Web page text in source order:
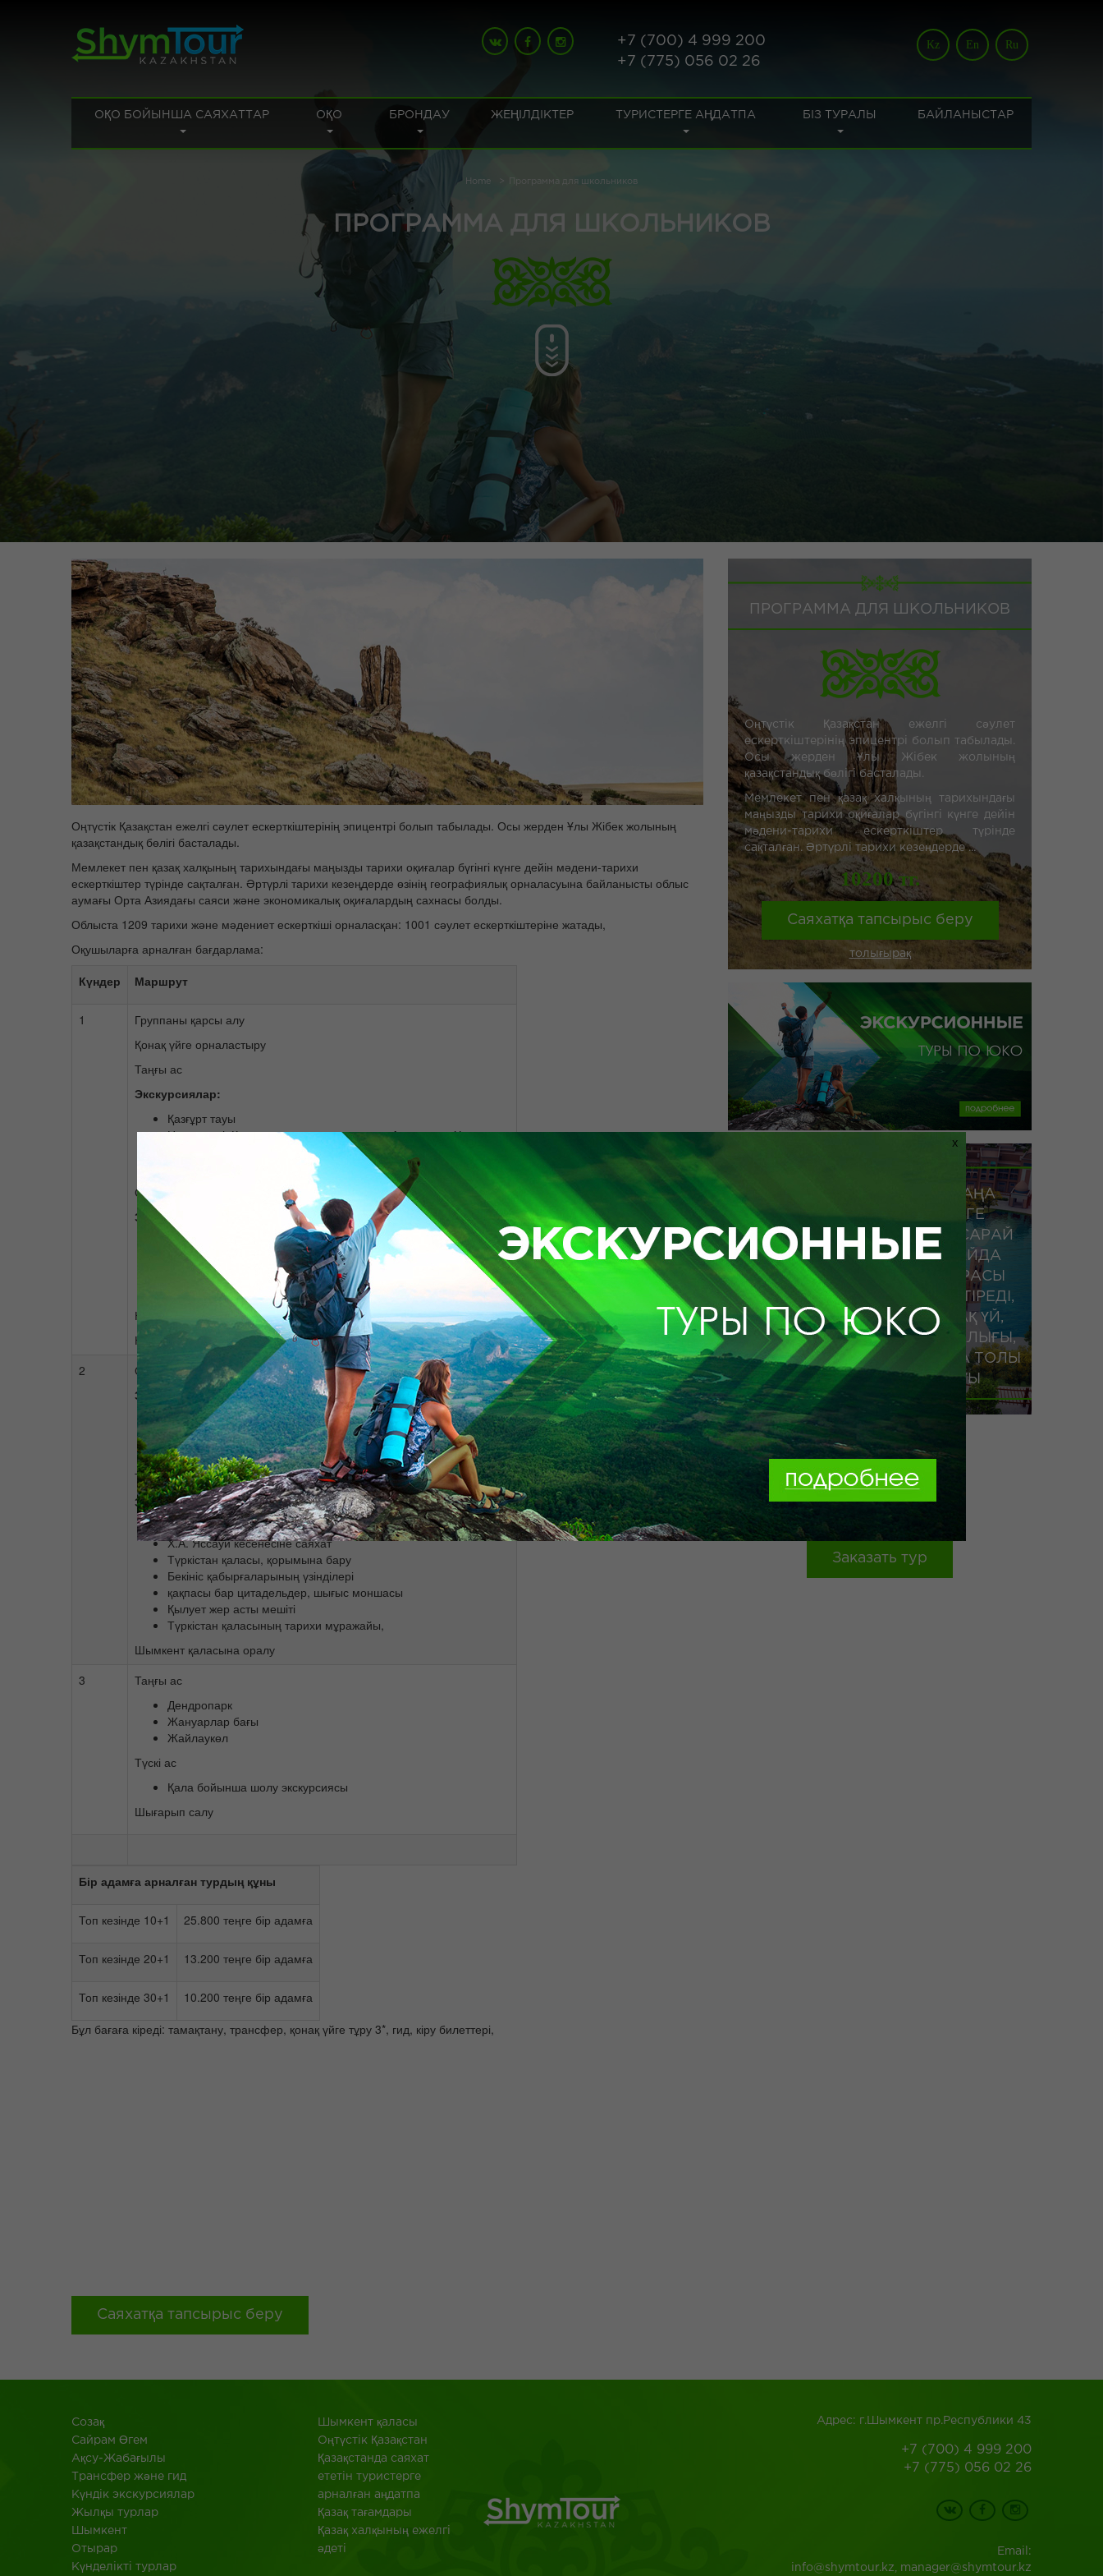
+7 (700) 4 999 200
+7 (775) 056 02 26
Kz En Ru
ОҚО БОЙЫНША САЯХАТТАР ОҚО БРОНДАУ ЖЕҢІЛДІКТЕР ТУРИСТЕРГЕ АҢДАТПА БІЗ ТУРАЛЫ БАЙЛАНЫСТАР
Home Программа для школьников
ПРОГРАММА ДЛЯ ШКОЛЬНИКОВ
Оңтүстік Қазақстан ежелгі сәулет ескерткіштерінің эпицентрі болып табылады. Осы жерден Ұлы Жібек жолының
қазақстандық бөлігі басталады.
Мемлекет пен қазақ халқының тарихындағы маңызды тарихи оқиғалар бүгінгі күнге дейін мәдени-тарихи
ескерткіштер түрінде сақталған. Әртүрлі тарихи кезеңдерде өзінің географиялық орналасуына байланысты облыс
аумағы Орта Азиядағы саяси және экономикалық оқиғалардың сахнасы болды.
Облыста 1209 тарихи және мәдениет ескерткіші орналасқан: 1001 сәулет ескерткіштеріне жатады,
Оқушыларға арналған бағдарлама:
Күндер
Маршрут
1
Группаны қарсы алу
Қонақ үйге орналастыру
Таңғы ас
Экскурсиялар:
Қазғұрт тауы
Нұх кемесі, Күнәдан тазартатын жартас «Адам және Хауа ана»
қасиетті бұлақтар, жануарлардың тас мүсіндері
«Дастархан» сиқырлы тасының қуат заряды
Сайрамға шығу
Экскурсиялар:
«Сайрам», Мәр-төбе тарихи өлкетану мұражайына саяхат
«Ибрагим-Ата»(әкесі Х,А,Яссауи) кесенесіне саяхат
«Қарашаш-Ана»(анасы Х.А.Яссауи) кесенесіне саяхат
Ортағасырлық мұнараларға саяхат,
Кешкі ас
Қонақ үйге оралу
2
Отырар ауданына Шәуілдір ауылына саяхат
Экскурсиялар:
«Отырар» тарихи өлкетану мұражайына саяхат
«Арыcтан баб» кесенесіне саяхат
Археологиялық қазба жұмыстарына саяхат.
Түркістан қаласында түскі ас
Экскурсиялар:
«Әзірет-сұлтан» тарихи архитектуралық кешеніне саяхат
Х.А. Яссауи кесенесіне саяхат
Түркістан қаласы, қорымына бару
Бекініс қабырғаларының үзінділері
қақпасы бар цитадельдер, шығыс моншасы
Қылует жер асты мешіті
Түркістан қаласының тарихи мұражайы,
Шымкент қаласына оралу
3
Таңғы ас
Дендропарк
Жануарлар бағы
Жайлаукөл
Түскі ас
Қала бойынша шолу экскурсиясы
Шығарып салу
Бір адамға арналған турдың құны
Топ кезінде 10+1 25.800 теңге бір адамға
Топ кезінде 20+1 13.200 теңге бір адамға
Топ кезінде 30+1
10.200 теңге бір адамға
Бұл бағаға кіреді: тамақтану, трансфер, қонақ үйге тұру 3*, гид, кіру билеттері,
Саяхатқа тапсырыс беру
ПРОГРАММА ДЛЯ ШКОЛЬНИКОВ
Оңтүстік Қазақстан ежелгі сәулет
ескерткіштерінің эпицентрі болып табылады.
Осы жерден Ұлы Жібек жолының
қазақстандық бөлігі басталады.
Мемлекет пен қазақ халқының тарихындағы
маңызды тарихи оқиғалар бүгінгі күнге дейін
мәдени-тарихи ескерткіштер түрінде
сақталған. Әртүрлі тарихи кезеңдерде ...
10200 тг.
Саяхатқа тапсырыс беру
толығырақ
KARAVAN SARAYАТТЫ ЖАҢА
ДЕМАЛЫС ОРНЫН КӨРУГЕ
АСЫҒЫҢЫЗДАР ! КАРАВАНСАРАЙ
СІЗ ОЙЛАҒАННАН ӘЛДЕҚАЙДА
ЕРЕКШЕ. ОНЫҢ АТМОСФЕРАСЫ
ӨТКЕН МЕН ДӘСТҮРДІ БІРІКТІРЕДІ,
ЕКІ КОНЦЕПТУАЛДЫ ҚОНАҚ ҮЙ,
ТАҢҒАЖАЙЫП САУДА ОРТАЛЫҒЫ,
КӨҢІЛДІ АТТРАКЦИОНДАРҒА ТОЛЫ
ОЙЫН-САУЫҚ ОРТАЛЫҒЫ
Ол әркімге таңғажайып әсерлермен, жаңа
қырлармен және басқа уақытқа
саяхаттарымен шексіз ләззат беретін ерекше
қасиетке ие.
KARAVAN SA ...
Заказать тур
Созақ
​Сайрам Өгем
Ақсу-Жабағылы
Трансфер және гид
Күндік экскурсиялар
Жылқы турлар
Шымкент
Отырар
Күнделікті турлар
Шымкент қаласы
Оңтүстік Қазақстан
Қазақстанда саяхат
ететін туристерге
арналған аңдатпа
Қазақ тағамдары
Қазақ халқының ежелгі
әдеті
Адрес: г.Шымкент пр.Республики 43
+7 (700) 4 999 200
+7 (775) 056 02 26
Email:
info@shymtour.kz, manager@shymtour.kz
X